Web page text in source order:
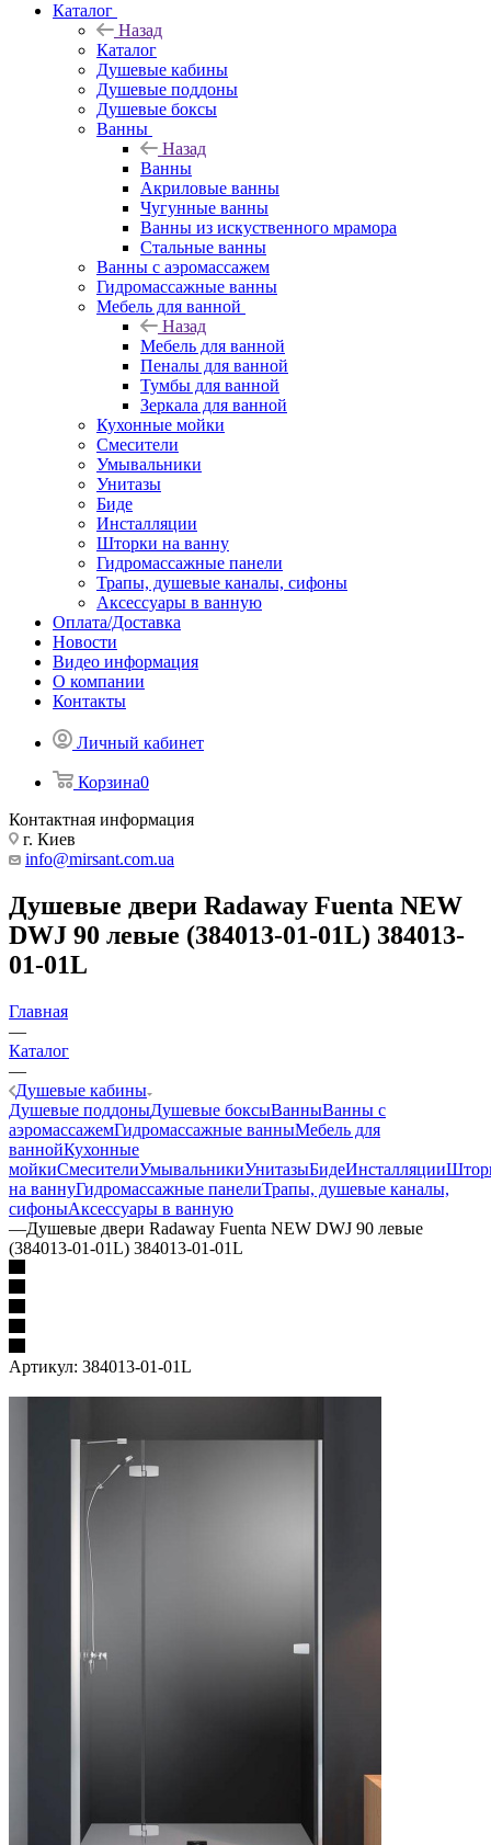
Каталог
Назад
Каталог
Душевые кабины
Душевые поддоны
Душевые боксы
Ванны
Назад
Ванны
Акриловые ванны
Чугунные ванны
Ванны из искуственного мрамора
Стальные ванны
Ванны с аэромассажем
Гидромассажные ванны
Мебель для ванной
Назад
Мебель для ванной
Пеналы для ванной
Тумбы для ванной
Зеркала для ванной
Кухонные мойки
Смесители
Умывальники
Унитазы
Биде
Инсталляции
Шторки на ванну
Гидромассажные панели
Трапы, душевые каналы, сифоны
Аксессуары в ванную
Оплата/Доставка
Новости
Видео информация
О компании
Контакты
Личный кабинет
Корзина0
Контактная информация
г. Киев
info@mirsant.com.ua
Душевые двери Radaway Fuenta NEW
DWJ 90 левые (384013-01-01L) 384013-
01-01L
Главная
—
Каталог
—
Душевые кабины
Душевые поддоныДушевые боксыВанныВанны с
аэромассажемГидромассажные ванныМебель для
ваннойКухонные
мойкиСмесителиУмывальникиУнитазыБидеИнсталляции
на ваннуГидромассажные панелиТрапы, душевые каналы,
сифоныАксессуары в ванную
—Душевые двери Radaway Fuenta NEW DWJ 90 левые
(384013-01-01L) 384013-01-01L
Артикул: 384013-01-01L